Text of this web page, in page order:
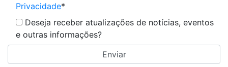
Privacidade*
Deseja receber atualizações de notícias, eventos
e outras informações?